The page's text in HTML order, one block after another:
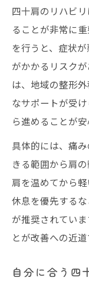
四十肩のリハビ
ることが非常に
を行うと、症状
がかかるリスク
は、地域の整形
なサポートが受
ら進めることが安
具体的には、痛
きる範囲から肩
肩を温めてから
休息を優先する
が推奨されてい
とが改善への近道
自分に合う四